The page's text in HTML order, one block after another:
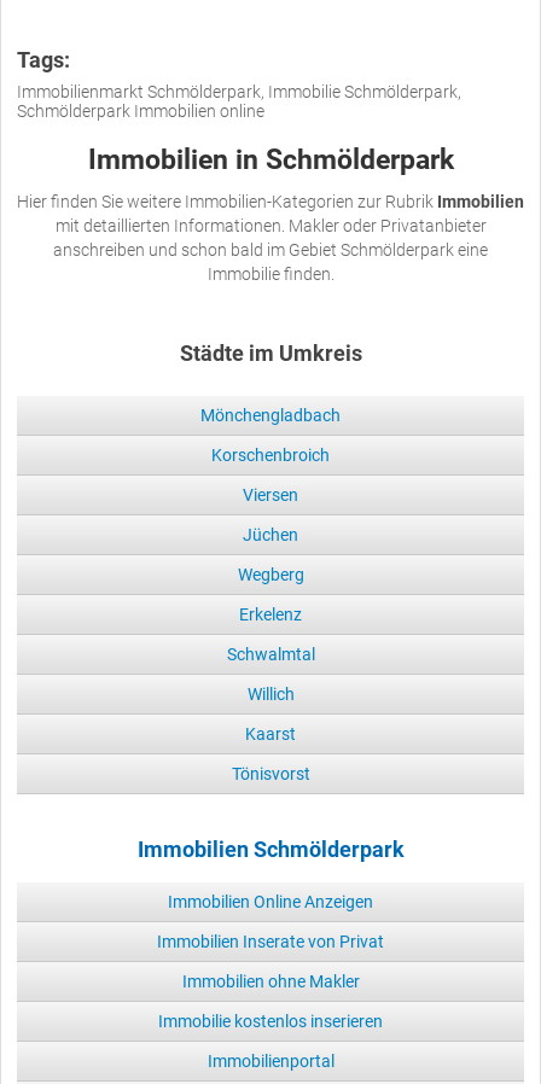
Tags:
Immobilienmarkt Schmölderpark, Immobilie Schmölderpark,
Schmölderpark Immobilien online
Immobilien in Schmölderpark
Hier finden Sie weitere Immobilien-Kategorien zur Rubrik Immobilien
mit detaillierten Informationen. Makler oder Privatanbieter
anschreiben und schon bald im Gebiet Schmölderpark eine
Immobilie finden.
Städte im Umkreis
Mönchengladbach
Korschenbroich
Viersen
Jüchen
Wegberg
Erkelenz
Schwalmtal
Willich
Kaarst
Tönisvorst
Immobilien Schmölderpark
Immobilien Online Anzeigen
Immobilien Inserate von Privat
Immobilien ohne Makler
Immobilie kostenlos inserieren
Immobilienportal